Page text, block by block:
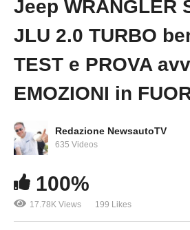
Copy Embed
Jeep Avenger 4xe The North
in campeggio
Jeep WRANGLER
JLU 2.0 TURBO
TEST e PROVA
EMOZIONI in
Redazione NewsautoTV
635 Videos
100%
17.78K Views 199 Likes